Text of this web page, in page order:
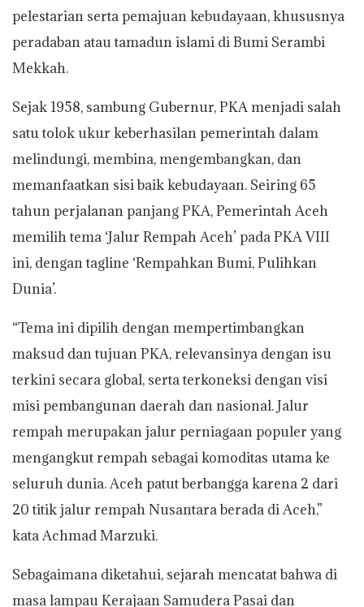
pelestarian serta pemajuan kebudayaan, khususnya
peradaban atau tamadun islami di Bumi Serambi
Mekkah.
Sejak 1958, sambung Gubernur, PKA menjadi salah
satu tolok ukur keberhasilan pemerintah dalam
melindungi, membina, mengembangkan, dan
memanfaatkan sisi baik kebudayaan. Seiring 65
tahun perjalanan panjang PKA, Pemerintah Aceh
memilih tema ‘Jalur Rempah Aceh’ pada PKA VIII
ini, dengan tagline ‘Rempahkan Bumi, Pulihkan
Dunia’.
“Tema ini dipilih dengan mempertimbangkan
maksud dan tujuan PKA, relevansinya dengan isu
terkini secara global, serta terkoneksi dengan visi
misi pembangunan daerah dan nasional. Jalur
rempah merupakan jalur perniagaan populer yang
mengangkut rempah sebagai komoditas utama ke
seluruh dunia. Aceh patut berbangga karena 2 dari
20 titik jalur rempah Nusantara berada di Aceh,”
kata Achmad Marzuki.
Sebagaimana diketahui, sejarah mencatat bahwa di
masa lampau Kerajaan Samudera Pasai dan